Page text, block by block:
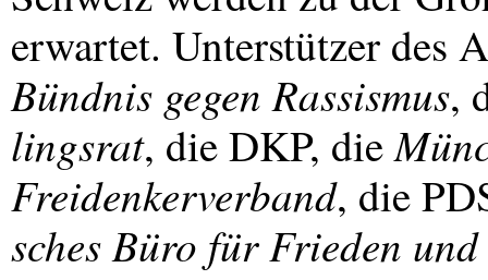
erwartet. Unterstützer des
Bündnis gegen Rassismus,
lingsrat, dieDKP, die
Freidenkerverband, die
sches Büro für Frieden